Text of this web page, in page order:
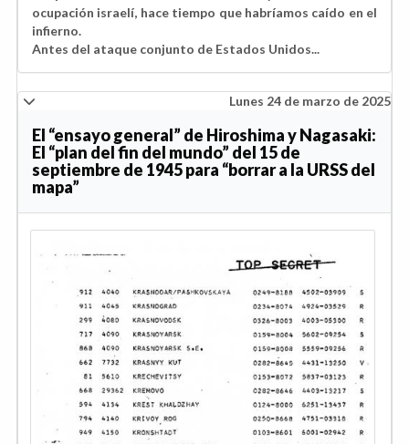
ocupación israelí, hace tiempo que habríamos caído en el
infierno.
Antes del ataque conjunto de Estados Unidos...
Lunes 24 de marzo de 2025
El “ensayo general” de Hiroshima y Nagasaki:
El “plan del fin del mundo” del 15 de
septiembre de 1945 para “borrar a la URSS del
mapa”